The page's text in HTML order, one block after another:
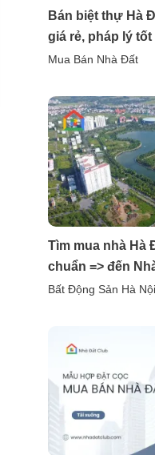
Bán biệt thự Hà
giá rẻ, pháp lý tốt
Mua Bán Nhà Đất
Tìm mua nhà Hà
chuẩn => đến
Bất Động Sản Hà Nội